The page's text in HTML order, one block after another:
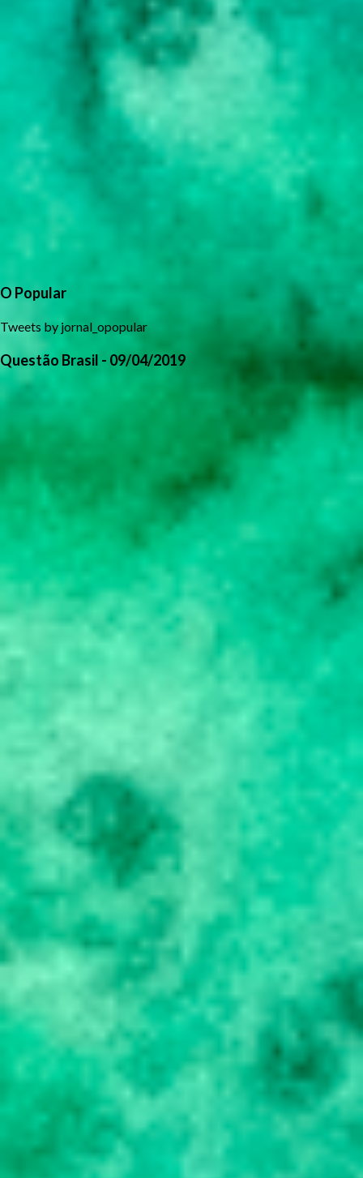
O Popular
Tweets by jornal_opopular
Questão Brasil - 09/04/2019